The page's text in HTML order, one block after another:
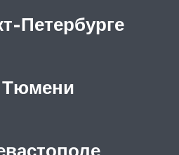
Петербурге
Тюмени